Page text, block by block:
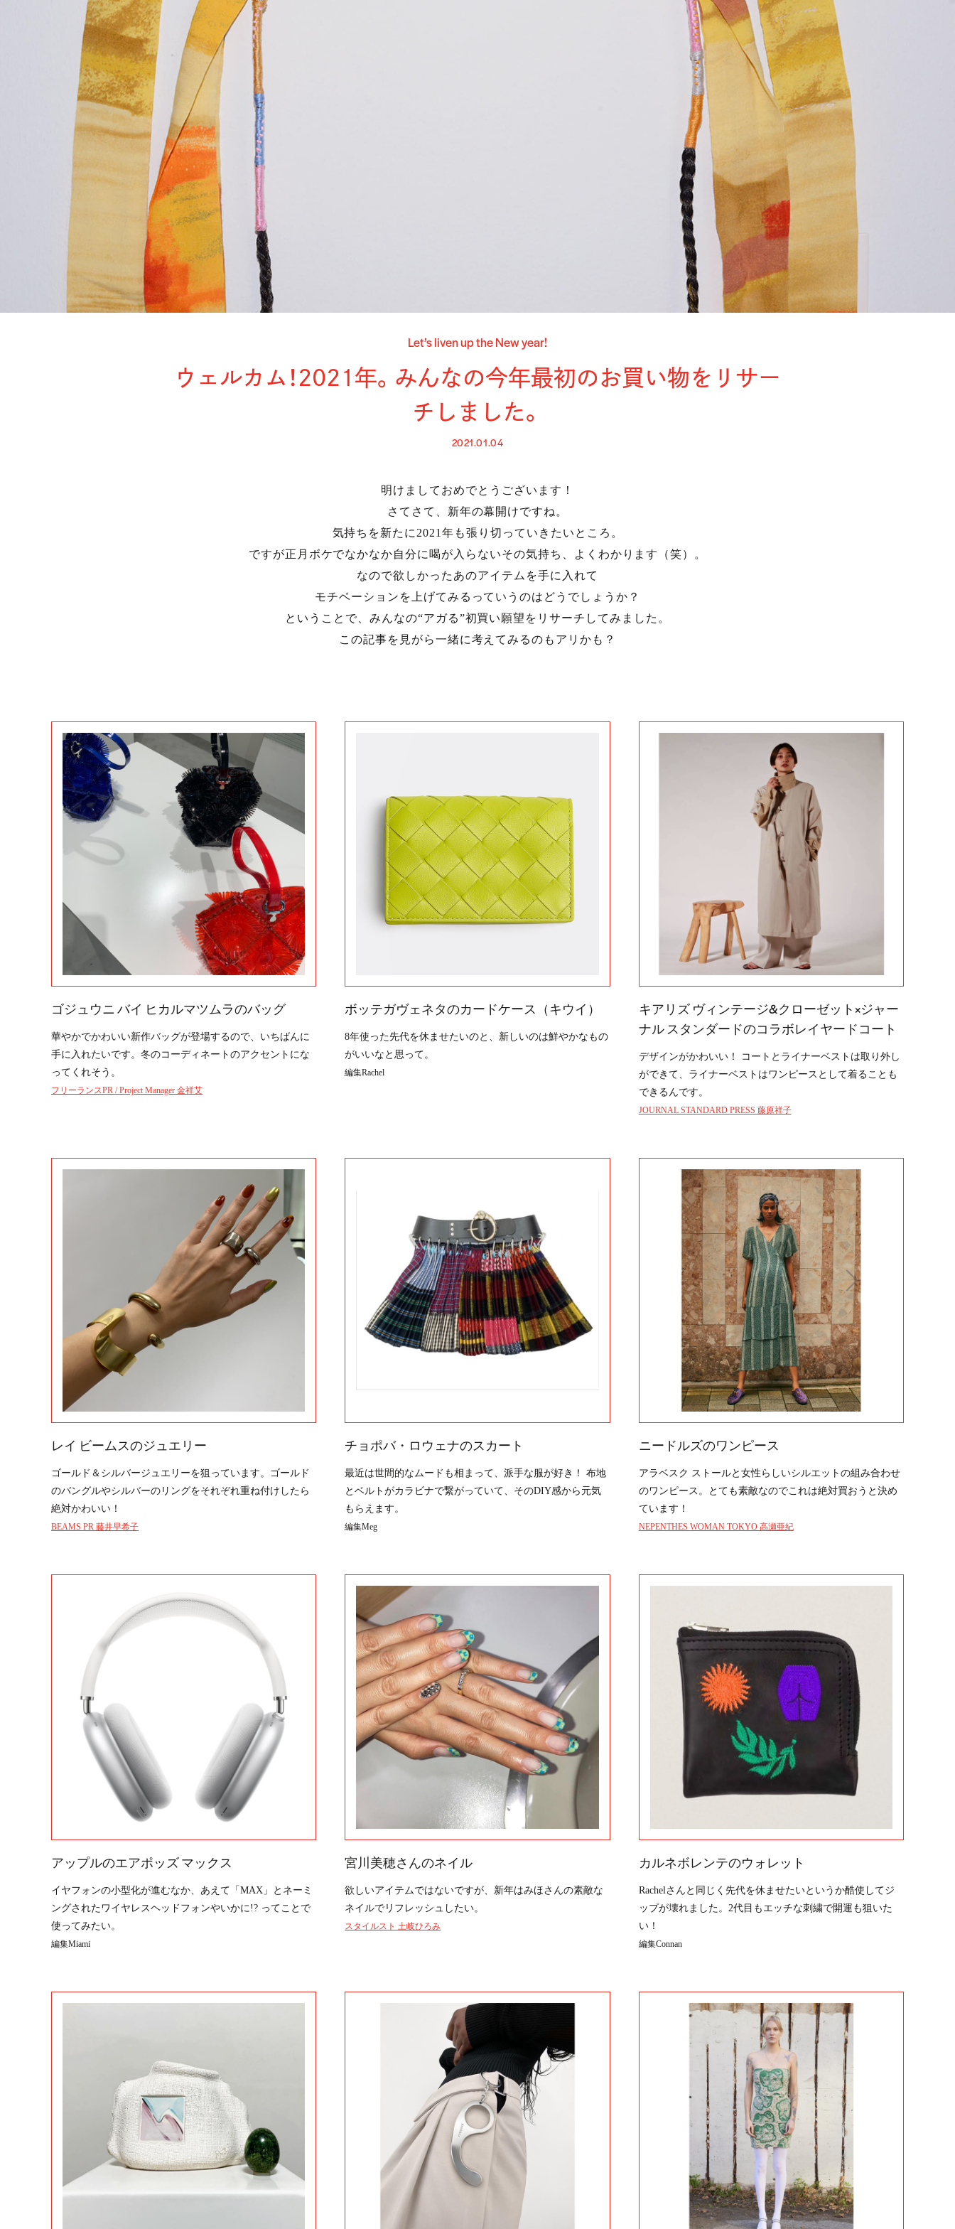
Let’s liven up the New year!
ウェルカム！2021年。みんなの今年最初のお買い物をリサー
チしました。
2021.01.04
明けましておめでとうございます！
さてさて、新年の幕開けですね。
気持ちを新たに2021年も張り切っていきたいところ。
ですが正月ボケでなかなか自分に喝が入らないその気持ち、よくわかります（笑）。
なので欲しかったあのアイテムを手に入れて
モチベーションを上げてみるっていうのはどうでしょうか？
ということで、みんなの“アガる”初買い願望をリサーチしてみました。
この記事を見がら一緒に考えてみるのもアリかも？
ゴジュウニ バイ ヒカルマツムラのバッグ
華やかでかわいい新作バッグが登場するので、いちばんに
手に入れたいです。冬のコーディネートのアクセントにな
ってくれそう。
フリーランスPR / Project Manager 金祥艾
ボッテガヴェネタのカードケース（キウイ）
8年使った先代を休ませたいのと、新しいのは鮮やかなもの
がいいなと思って。
編集Rachel
キアリズ ヴィンテージ&クローゼット×ジャー
ナル スタンダードのコラボレイヤードコート
デザインがかわいい！ コートとライナーベストは取り外し
ができて、ライナーベストはワンピースとして着ることも
できるんです。
JOURNAL STANDARD PRESS 藤原祥子
レイ ビームスのジュエリー
ゴールド＆シルバージュエリーを狙っています。ゴールド
のバングルやシルバーのリングをそれぞれ重ね付けしたら
絶対かわいい！
BEAMS PR 藤井早希子
チョポバ・ロウェナのスカート
最近は世間的なムードも相まって、派手な服が好き！ 布地
とベルトがカラビナで繋がっていて、そのDIY感から元気
もらえます。
編集Meg
ニードルズのワンピース
アラベスク ストールと女性らしいシルエットの組み合わせ
のワンピース。とても素敵なのでこれは絶対買おうと決め
ています！
NEPENTHES WOMAN TOKYO 高瀬亜紀
アップルのエアポッズ マックス
イヤフォンの小型化が進むなか、あえて「MAX」とネーミ
ングされたワイヤレスヘッドフォンやいかに!? ってことで
使ってみたい。
編集Miami
宮川美穂さんのネイル
欲しいアイテムではないですが、新年はみほさんの素敵な
ネイルでリフレッシュしたい。
スタイルスト 土岐ひろみ
カルネボレンテのウォレット
Rachelさんと同じく先代を休ませたいというか酷使してジ
ップが壊れました。2代目もエッチな刺繍で開運も狙いた
い！
編集Connan